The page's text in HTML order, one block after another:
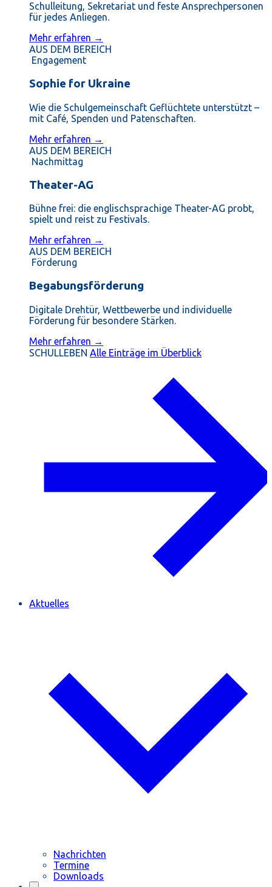
Schulleitung, Sekretariat und feste Ansprechpersonen
für jedes Anliegen.
Mehr erfahren →
AUS DEM BEREICH
Engagement
Sophie for Ukraine
Wie die Schulgemeinschaft Geflüchtete unterstützt –
mit Café, Spenden und Patenschaften.
Mehr erfahren →
AUS DEM BEREICH
Nachmittag
Theater-AG
Bühne frei: die englischsprachige Theater-AG probt,
spielt und reist zu Festivals.
Mehr erfahren →
AUS DEM BEREICH
Förderung
Begabungsförderung
Digitale Drehtür, Wettbewerbe und individuelle
Förderung für besondere Stärken.
Mehr erfahren →
SCHULLEBEN Alle Einträge im Überblick
Aktuelles
Nachrichten
Termine
Downloads